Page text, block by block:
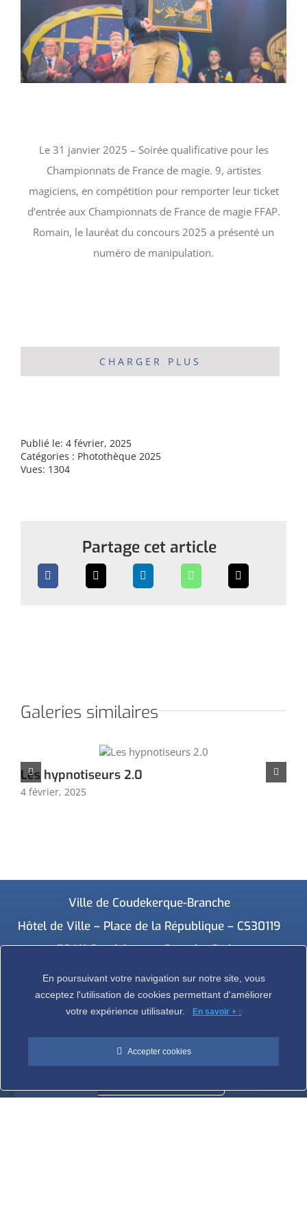
Le 31 janvier 2025 – Soirée qualificative pour les
Championnats de France de magie. 9, artistes
magiciens, en compétition pour remporter leur ticket
d’entrée aux Championnats de France de magie FFAP.
Romain, le lauréat du concours 2025 a présenté un
numéro de manipulation.
CHARGER PLUS
Publié le: 4 février, 2025
Catégories : Photothèque 2025
Vues: 1304
Partage cet article
Galeries similaires
Les hypnotiseurs 2.0
4 février, 2025
Ville de Coudekerque-Branche
Hôtel de Ville – Place de la République – CS30119
59411 Coudekerque-Branche Cedex
Tél : 03.28.29.25.25
NOUS
En poursuivant votre navigation sur notre site, vous
acceptez l'utilisation de cookies permettant d'améliorer
votre expérience utilisateur.
En savoir +
Accepter cookies